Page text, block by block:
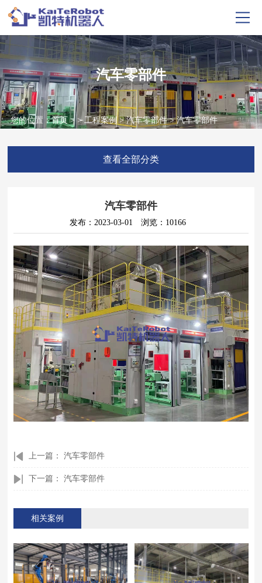
汽车零部件
您的位置：首页> >工程案例 >汽车零部件> 汽车零部件
查看全部分类
汽车零部件
发布：2023-03-01 浏览：10166
上一篇：汽车零部件
下一篇：汽车零部件
相关案例